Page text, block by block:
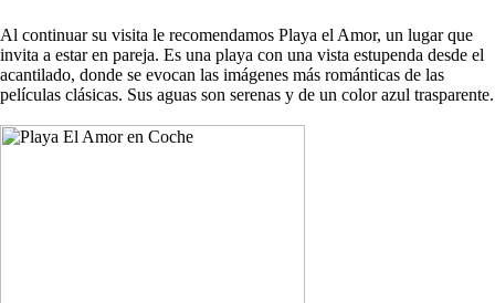
Al continuar su visita le recomendamos Playa el Amor, un lugar que
invita a estar en pareja. Es una playa con una vista estupenda desde el
acantilado, donde se evocan las imágenes más románticas de las
películas clásicas. Sus aguas son serenas y de un color azul trasparente.